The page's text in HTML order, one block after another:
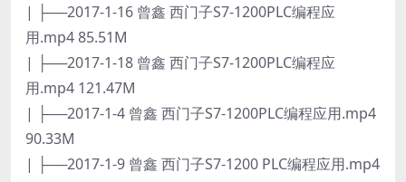
| ├──2017-1-16 曾鑫 西门子S7-1200PLC编程应
用.mp4 85.51M
| ├──2017-1-18 曾鑫 西门子S7-1200PLC编程应
用.mp4 121.47M
| ├──2017-1-4 曾鑫 西门子S7-1200PLC编程应用.mp4
90.33M
| ├──2017-1-9 曾鑫 西门子S7-1200 PLC编程应用.mp4